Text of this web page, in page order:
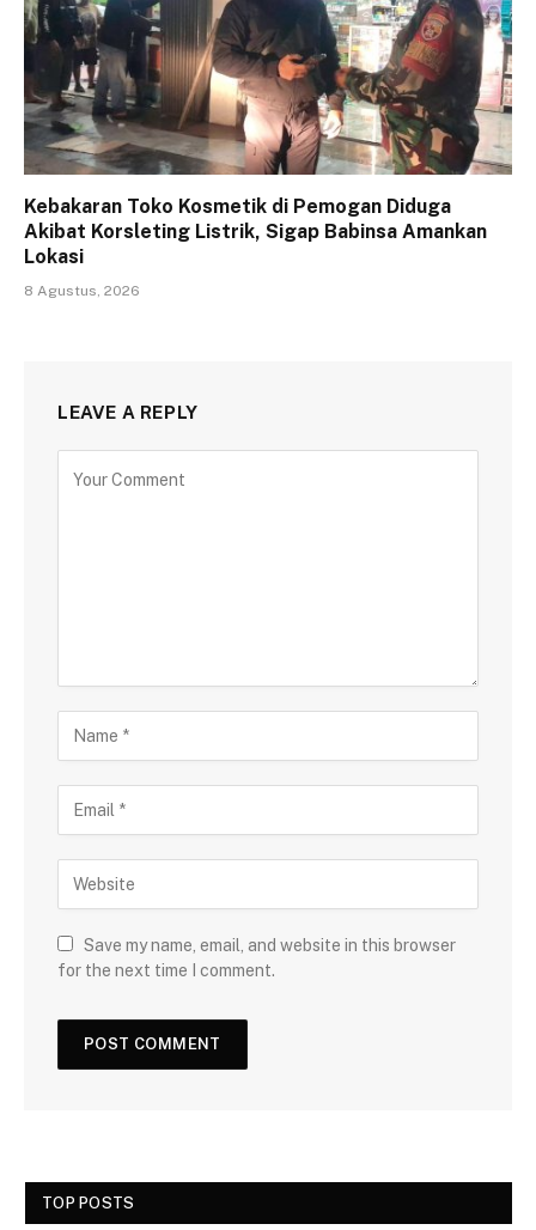
Kebakaran Toko Kosmetik di Pemogan Diduga
Akibat Korsleting Listrik, Sigap Babinsa Amankan
Lokasi
8 Agustus, 2026
LEAVE A REPLY
Save my name, email, and website in this browser
for the next time I comment.
TOP POSTS